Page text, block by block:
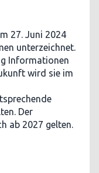
27. Juni 2024
unterzeichnet.
Informationen
wird sie im
Der
ab 2027 gelten.